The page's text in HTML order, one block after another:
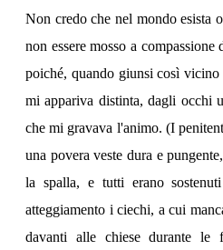
Non credo che nel mondo esista
non essere mosso a
poiché, quando giunsi così vicino
mi appariva distinta, dagli occhi
che mi gravava l'animo. (I
una povera veste dura e
la spalla, e tutti erano
atteggiamento i ciechi, a cui
davanti alle chiese durante le